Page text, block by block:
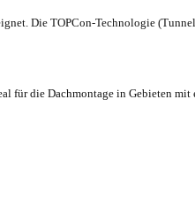
Die TOPCon-Technologie
für die Dachmontage in Gebieten mit